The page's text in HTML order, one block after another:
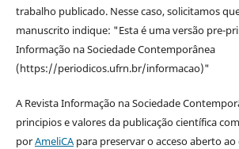
trabalho publicado. Nesse caso, solicitamos
manuscrito indique: "Esta é uma versão pre-
Informação na Sociedade Contemporânea
(https://periodicos.ufrn.br/informacao)"
A Revista Informação na Sociedade
principios e valores da publicação científica
porAmeliCApara preservar o acceso aberto